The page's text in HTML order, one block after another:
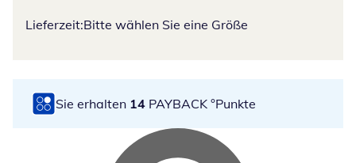
Lieferzeit:Bitte wählen Sie eine Größe
Sie erhalten 14 PAYBACK °Punkte